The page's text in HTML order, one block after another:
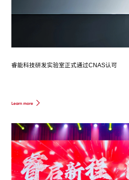
睿能科技研发实验室正式通过CNAS认可
Learn more